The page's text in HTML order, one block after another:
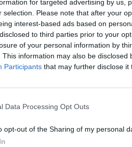
for targeted advertising by us,
selection. Please note that after your
interest-based ads based on
to third parties prior to your
of your personal information by
This information may also be disclosed
Participants that may further disclose it
Data Processing Opt Outs
opt-out of the Sharing of my personal
K. Prunskienės brolis
mūsų pagerbimo